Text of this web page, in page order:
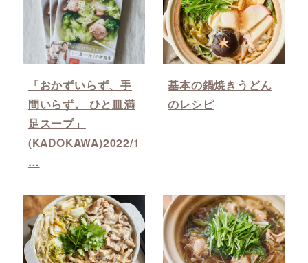
「おかずいらず、手
間いらず。 ひと皿満
足スープ」
(KADOKAWA)2022/1
…
基本の鍋焼きうどん
のレシピ